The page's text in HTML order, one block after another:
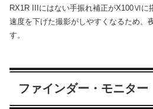
RX1R IIIにはない手振れ補正がX100Ⅵに
速度を下げた撮影がしやすくなるため、
す。
ファインダー・モニター